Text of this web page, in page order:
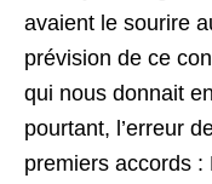
avaient le sourire
prévision de ce
qui nous donnait
pourtant, l’erreur
premiers accords :